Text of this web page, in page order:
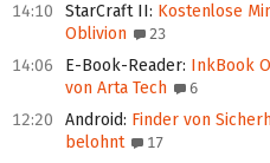
14:10 StarCraft II: Kostenlose
Oblivion
23
14:06 E-Book-Reader: InkBook
von Arta Tech
6
12:20 Android: Finder von
belohnt
17